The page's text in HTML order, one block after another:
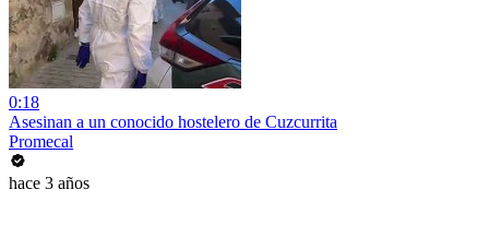
0:18
Asesinan a un conocido hostelero de Cuzcurrita
Promecal
hace 3 años